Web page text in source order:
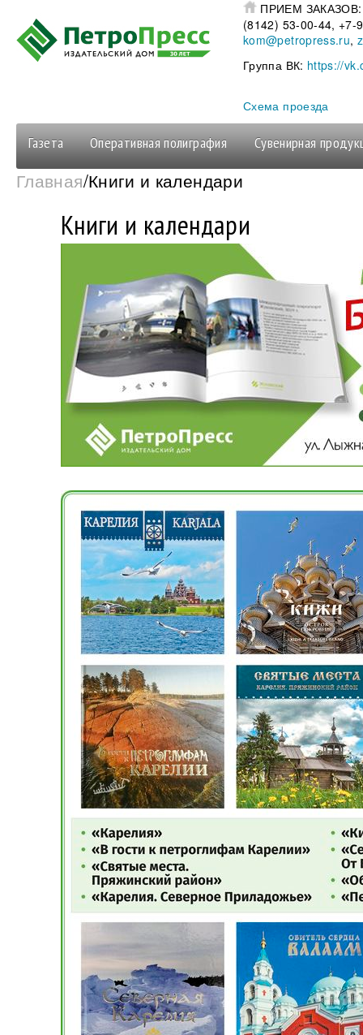
ПРИЕМ
(8142) 53-00-44,
kom@petropress.ru,
Группа ВК: https://
Схема проезда
Газета Оперативная полиграфия Сувенирная
Вы здесь
Главная/Книги и календари
Книги и календари